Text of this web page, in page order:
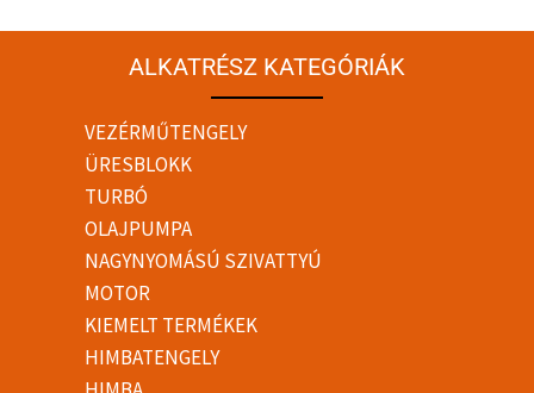
ALKATRÉSZ KATEGÓRIÁK
VEZÉRMŰTENGELY
ÜRESBLOKK
TURBÓ
OLAJPUMPA
NAGYNYOMÁSÚ SZIVATTYÚ
MOTOR
KIEMELT TERMÉKEK
HIMBATENGELY